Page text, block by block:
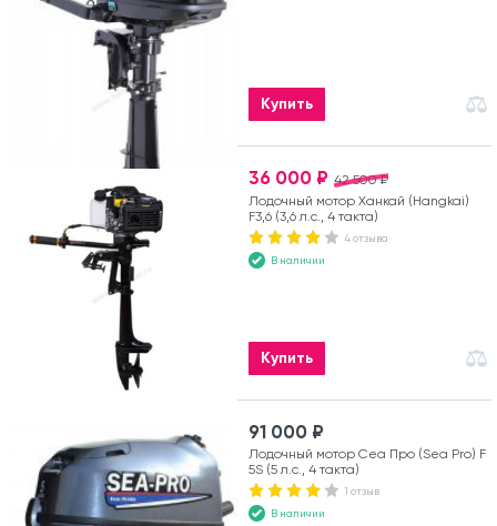
Купить
42 500 ₽
36 000 ₽
Лодочный мотор Ханкай (Hangkai)
F3,6 (3,6 л.с., 4 такта)
4 отзыва
В наличии
Купить
91 000 ₽
Лодочный мотор Сеа Про (Sea Pro) F
5S (5 л.с., 4 такта)
1 отзыв
В наличии